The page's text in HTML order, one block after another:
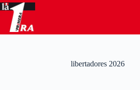
Saltar
al
contenido
libertadores 2026